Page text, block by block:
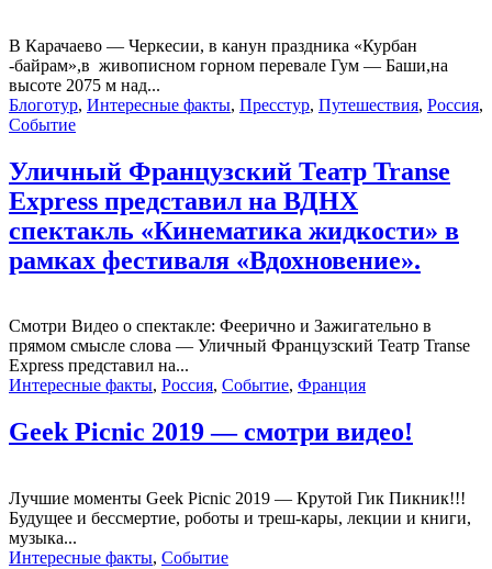
В Карачаево — Черкесии, в канун праздника «Курбан
-байрам»,в живописном горном перевале Гум — Баши,на
высоте 2075 м над...
Блоготур, Интересные факты, Пресстур, Путешествия, Россия,
Событие
Уличный Французский Театр Transe
Express представил на ВДНХ
спектакль «Кинематика жидкости» в
рамках фестиваля «Вдохновение».
Смотри Видео о спектакле: Феерично и Зажигательно в
прямом смысле слова — Уличный Французский Театр Transe
Express представил на...
Интересные факты, Россия, Событие, Франция
Geek Picnic 2019 — смотри видео!
Лучшие моменты Geek Picnic 2019 — Крутой Гик Пикник!!!
Будущее и бессмертие, роботы и треш-кары, лекции и книги,
музыка...
Интересные факты, Событие